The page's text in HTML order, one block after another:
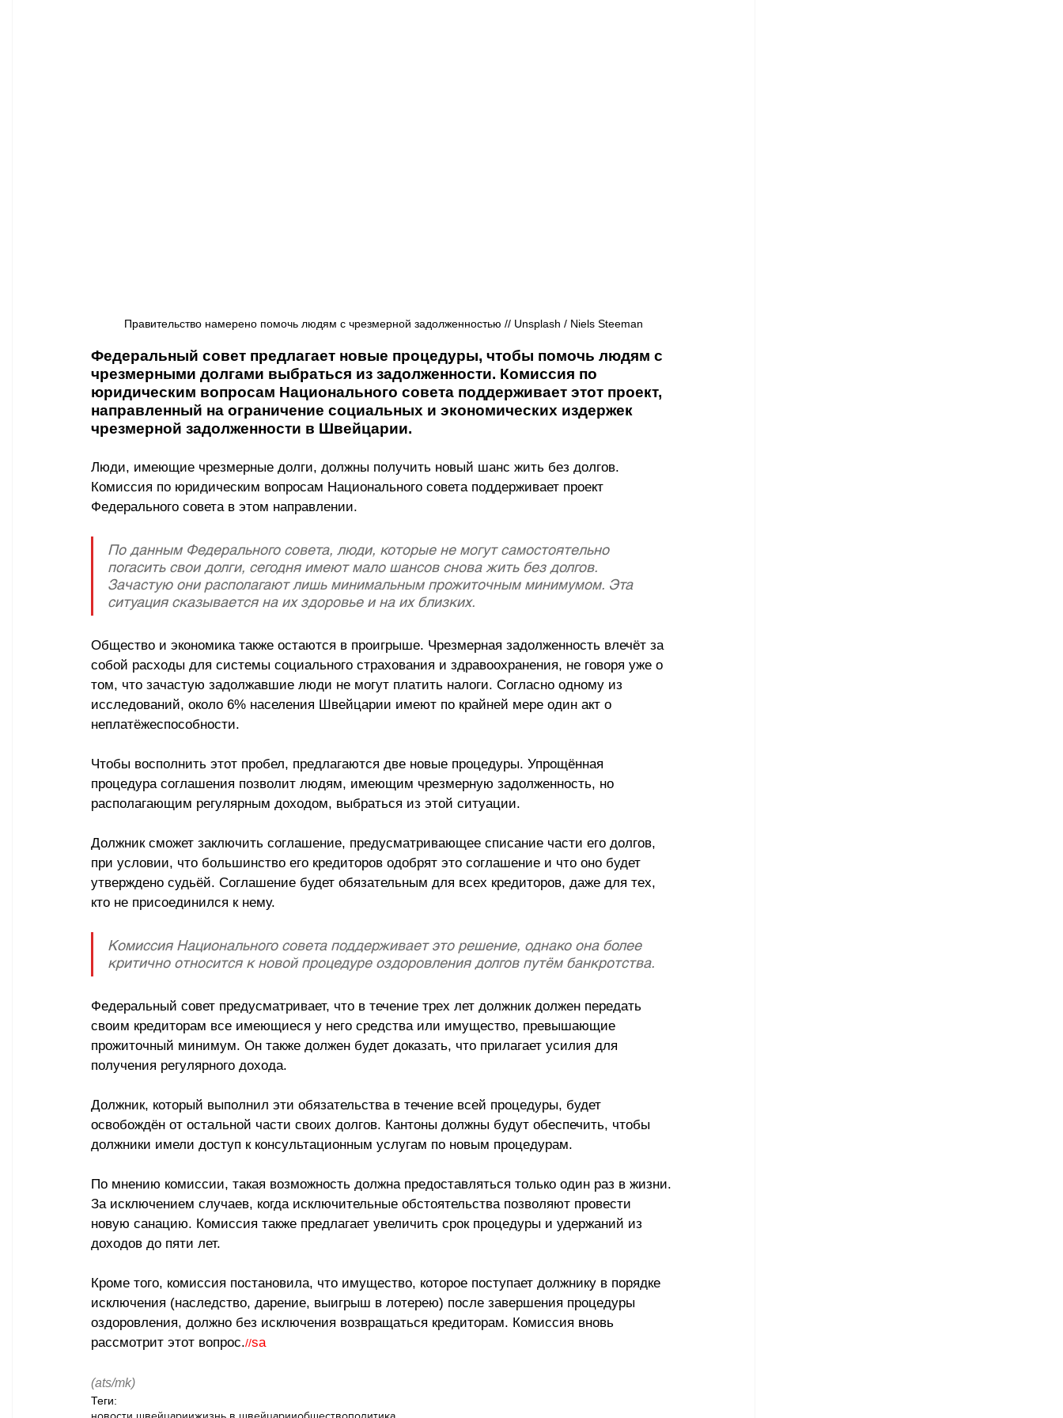
Правительство намерено помочь людям с чрезмерной задолженностью // Unsplash / Niels Steeman
Федеральный совет предлагает новые процедуры, чтобы помочь людям с
чрезмерными долгами выбраться из задолженности. Комиссия по
юридическим вопросам Национального совета поддерживает этот проект,
направленный на ограничение социальных и экономических издержек
чрезмерной задолженности в Швейцарии.
Люди, имеющие чрезмерные долги, должны получить новый шанс жить без долгов.
Комиссия по юридическим вопросам Национального совета поддерживает проект
Федерального совета в этом направлении.
По данным Федерального совета, люди, которые не могут самостоятельно
погасить свои долги, сегодня имеют мало шансов снова жить без долгов.
Зачастую они располагают лишь минимальным прожиточным минимумом. Эта
ситуация сказывается на их здоровье и на их близких.
Общество и экономика также остаются в проигрыше. Чрезмерная задолженность влечёт за
собой расходы для системы социального страхования и здравоохранения, не говоря уже о
том, что зачастую задолжавшие люди не могут платить налоги. Согласно одному из
исследований, около 6% населения Швейцарии имеют по крайней мере один акт о
неплатёжеспособности.
Чтобы восполнить этот пробел, предлагаются две новые процедуры. Упрощённая
процедура соглашения позволит людям, имеющим чрезмерную задолженность, но
располагающим регулярным доходом, выбраться из этой ситуации.
Должник сможет заключить соглашение, предусматривающее списание части его долгов,
при условии, что большинство его кредиторов одобрят это соглашение и что оно будет
утверждено судьёй. Соглашение будет обязательным для всех кредиторов, даже для тех,
кто не присоединился к нему.
Комиссия Национального совета поддерживает это решение, однако она более
критично относится к новой процедуре оздоровления долгов путём банкротства.
Федеральный совет предусматривает, что в течение трех лет должник должен передать
своим кредиторам все имеющиеся у него средства или имущество, превышающие
прожиточный минимум. Он также должен будет доказать, что прилагает усилия для
получения регулярного дохода.
Должник, который выполнил эти обязательства в течение всей процедуры, будет
освобождён от остальной части своих долгов. Кантоны должны будут обеспечить, чтобы
должники имели доступ к консультационным услугам по новым процедурам.
По мнению комиссии, такая возможность должна предоставляться только один раз в жизни.
За исключением случаев, когда исключительные обстоятельства позволяют провести
новую санацию. Комиссия также предлагает увеличить срок процедуры и удержаний из
доходов до пяти лет.
Кроме того, комиссия постановила, что имущество, которое поступает должнику в порядке
исключения (наследство, дарение, выигрыш в лотерею) после завершения процедуры
оздоровления, должно без исключения возвращаться кредиторам. Комиссия вновь
рассмотрит этот вопрос.//sa
(ats/mk)
Теги:
новости швейцариижизнь в швейцарииобществополитика